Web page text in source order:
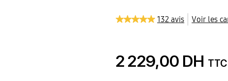
132 avis Voir les
2 229,00 DH TTC